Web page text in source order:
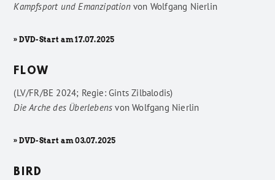
Kampfsport und Emanzipationvon Wolfgang Nierlin
» DVD-Start am 17.07.2025
FLOW
(LV/FR/BE 2024; Regie: Gints Zilbalodis)
Die Arche des Überlebens vonWolfgang Nierlin
» DVD-Start am 03.07.2025
BIRD